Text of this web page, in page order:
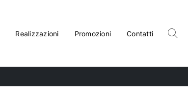
Realizzazioni Promozioni Contatti